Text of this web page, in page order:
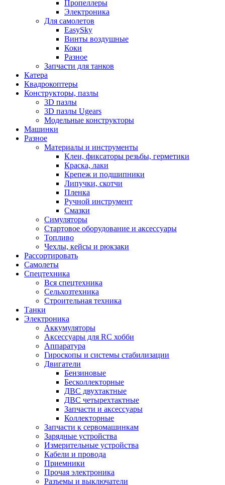
Пропеллеры
Электроника
Для самолетов
EasySky
Винты воздушные
Коки
Разное
Запчасти для танков
Катера
Квадрокоптеры
Конструкторы, пазлы
3D пазлы
3D пазлы Ugears
Модельные конструкторы
Машинки
Разное
Материалы и инструменты
Клеи, фиксаторы резьбы, герметики
Краска, лаки
Крепеж и подшипники
Липучки, скотчи
Пленка
Ручной инструмент
Смазки
Симуляторы
Стартовое оборудование и аксессуары
Топливо
Чехлы, кейсы и рюкзаки
Рассортировать
Самолеты
Спецтехника
Вся спецтехника
Сельхозтехника
Строительная техника
Танки
Электроника
Аккумуляторы
Аксессуары для RC хобби
Аппаратура
Гироскопы и системы стабилизации
Двигатели
Бензиновые
Бесколлекторные
ДВС двухтактные
ДВС четырехтактные
Запчасти и аксессуары
Коллекторные
Запчасти к сервомашинкам
Зарядные устройства
Измерительные устройства
Кабели и провода
Приемники
Прочая электроника
Разъемы и выключатели